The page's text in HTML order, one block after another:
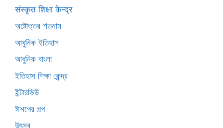
संस्कृत शिक्षा केन्द्र
অষ্টোত্তর শতনাম
আধুনিক ইতিহাস
আধুনিক বাংলা
ইতিহাস শিক্ষা কেন্দ্র
ইন্টারভিউ
ঈশপের গল্প
উৎসব